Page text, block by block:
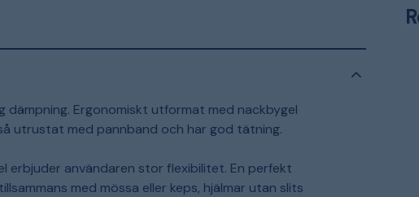
dämpning. Ergonomiskt utformat med nackbygel
utrustat med pannband och har god tätning.
erbjuder användaren stor flexibilitet. En perfekt
med mössa eller keps, hjälmar utan slits